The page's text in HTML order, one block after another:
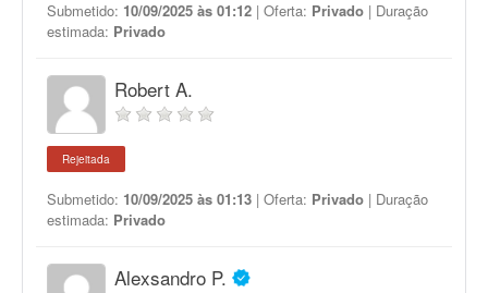
Submetido: 10/09/2025 às 01:12 | Oferta: Privado | Duração
estimada: Privado
Robert A.
Rejeitada
Submetido: 10/09/2025 às 01:13 | Oferta: Privado | Duração
estimada: Privado
Alexsandro P.